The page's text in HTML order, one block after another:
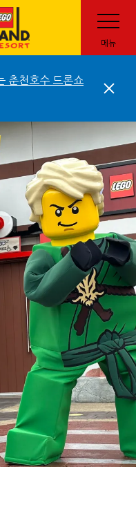
Toggle
메뉴
춘천호수 드론쇼
C
o
s
e